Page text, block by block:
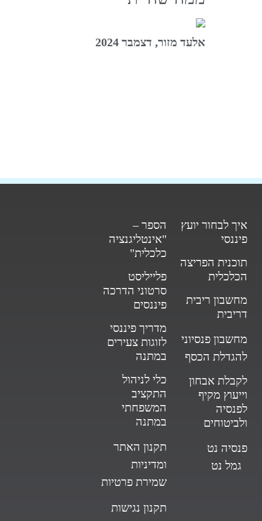
אלעד מזור, דצמבר 2024
איך לבחור יועץ
פיננסי
תוכנית הפריצה
הכלכלית
מחשבון ריבית
דריבית
מחשבון פנסיוני
להגדלת הכסף
לקבלת אבחון
וייעוץ מקיף
לפנסיה
ולביטוחים
פנסיה נט
גמל נט
הספר –
"אינטליגנציה
כלכלית"
פלייליסט
סרטוני הדרכה
פיננסים
מדריך פיננסי
לזוגות צעירים
במתנה
כלי לניהול
התקציב
המשפחתי
במתנה
תקנון האתר
ומדיניות
שמירת פרטיות
תקנון נגישות